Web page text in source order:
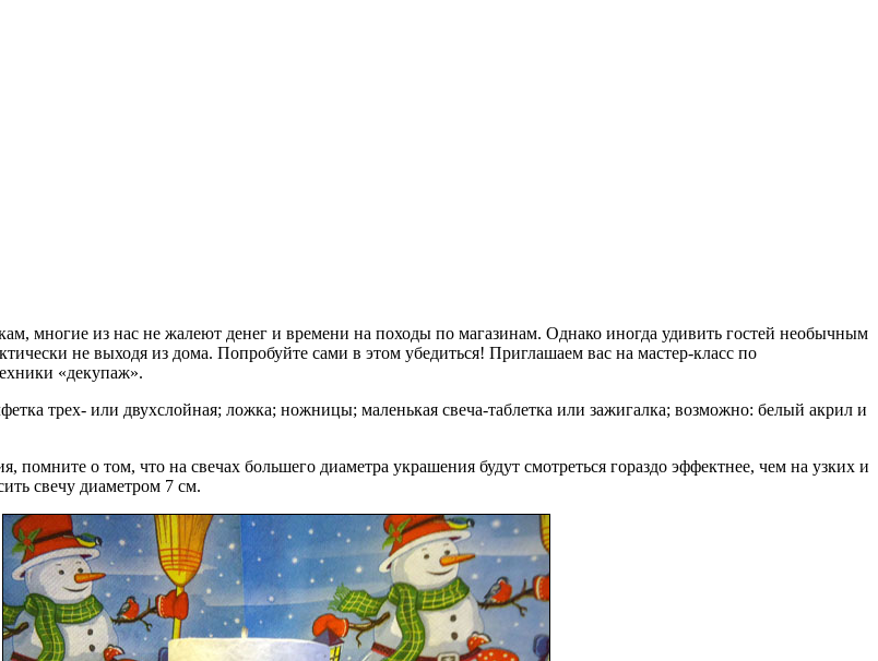
многие из нас не жалеют денег и времени на походы по магазинам. Однако иногда удивить гостей необычным
не выходя из дома. Попробуйте сами в этом убедиться! Приглашаем вас на мастер-класс по
«декупаж».
трех- или двухслойная; ложка; ножницы; маленькая свеча-таблетка или зажигалка; возможно: белый акрил и
помните о том, что на свечах большего диаметра украшения будут смотреться гораздо эффектнее, чем на узких и
свечу диаметром 7 см.